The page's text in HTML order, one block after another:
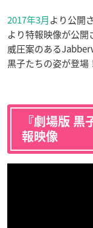
2017年3月より公開
より特報映像が公開
威圧案のある
黒子たちの姿が登場
『劇場版 黒
報映像